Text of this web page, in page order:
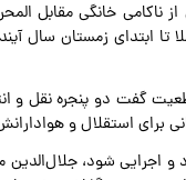
ناکامی خانگی مقابل
تا ابتدای زمستان سال
گفت دو پنجره نقل و
برای استقلال و
شود، جلال‌الدین